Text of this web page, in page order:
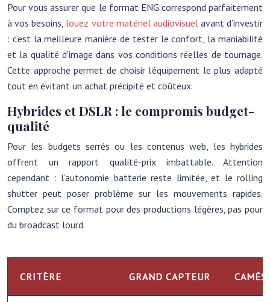
Pour vous assurer que le format ENG correspond parfaitement
à vos besoins, louez votre matériel audiovisuelavant d’investir
: c’est la meilleure manière de tester le confort, la maniabilité
et la qualité d’image dans vos conditions réelles de tournage.
Cette approche permet de choisir l’équipement le plus adapté
tout en évitant un achat précipité et coûteux.
Hybrides et DSLR : le compromis budget-
qualité
Pour les budgets serrés ou les contenus web, les hybrides
offrent un rapport qualité-prix imbattable. Attention
cependant : l’autonomie batterie reste limitée, et le rolling
shutter peut poser problème sur les mouvements rapides.
Comptez sur ce format pour des productions légères, pas pour
du broadcast lourd.
CRITÈRE GRAND CAPTEUR